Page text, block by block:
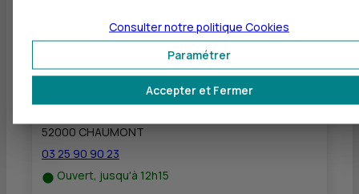
Autres agences les plus proches
CIC CHAUMONT
52000 CHAUMONT
03 25 90 90 23
Ouvert, jusqu'à 12h15
Accepter et Fermer
Paramétrer
Consulter notre politique Cookies